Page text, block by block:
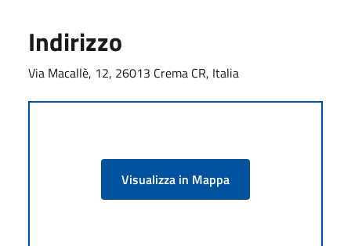
Indirizzo
Via Macallè, 12, 26013 Crema CR, Italia
Visualizza in Mappa